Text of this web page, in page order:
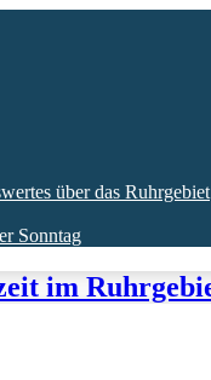
über das Ruhrgebiet
Sonntag